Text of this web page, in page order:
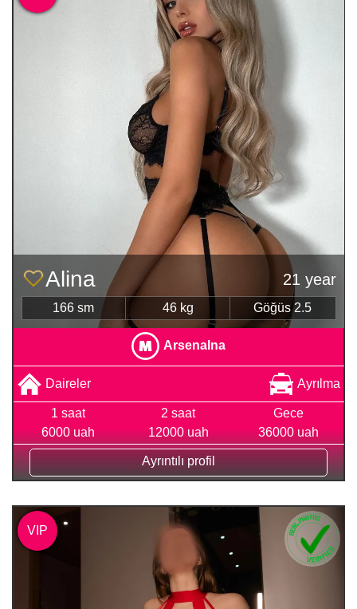
Alina 21 year
166 sm 46 kg Göğüs 2.5
Arsenalna
Daireler Ayrılma
1 saat
6000 uah
2 saat
12000 uah
Gece
36000 uah
Ayrıntılı profil
VIP